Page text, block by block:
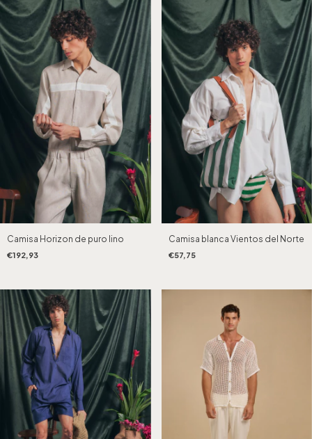
Camisa Horizon de puro lino
€192,93
Camisa blanca Vientos del Norte
€57,75